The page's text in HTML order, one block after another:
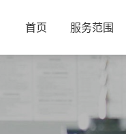
首页 服务范围